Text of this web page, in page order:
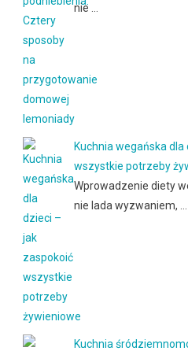
nie …
Kuchnia wegańska
wszystkie potrzeby
Wprowadzenie diety
nie lada wyzwaniem, …
Kuchnia